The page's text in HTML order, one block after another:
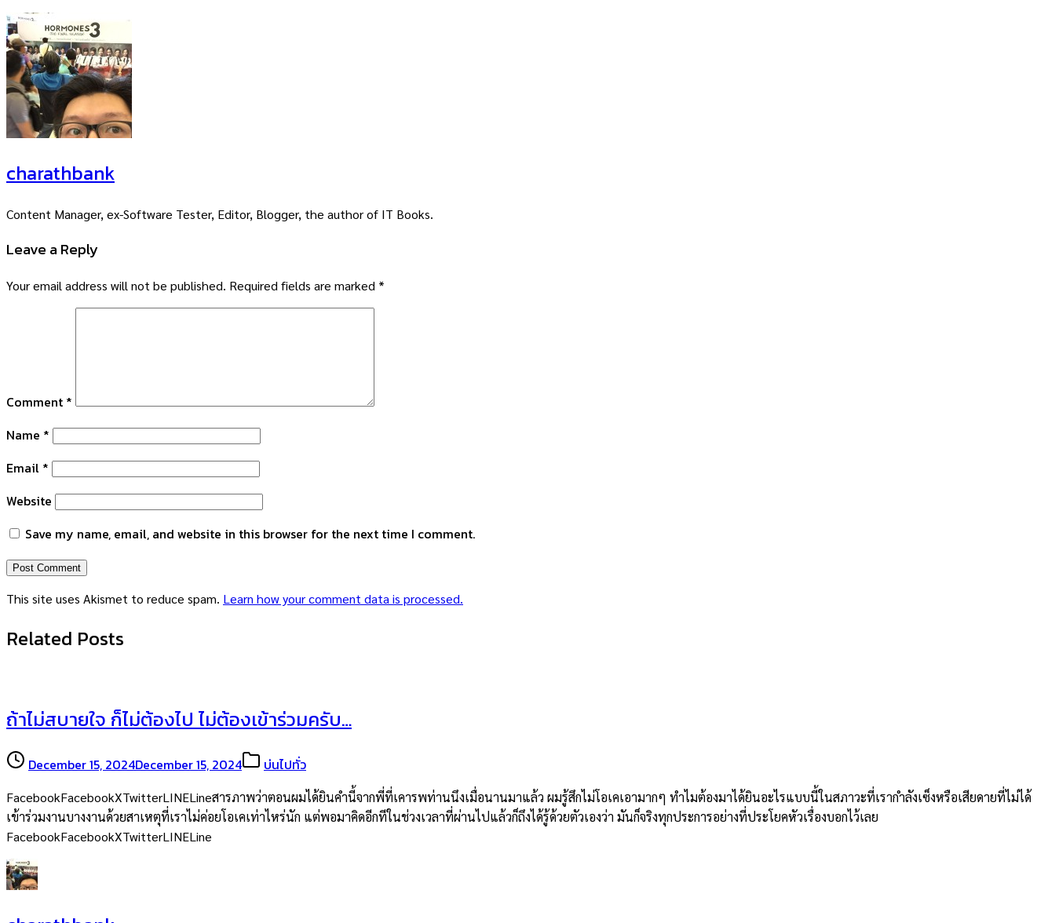
charathbank
Content Manager, ex-Software Tester, Editor, Blogger, the author of IT Books.
Leave a Reply
Your email address will not be published. Required fields are marked *
Comment *
Name *
Email *
Website
Save my name, email, and website in this browser for the next time I comment.
This site uses Akismet to reduce spam. Learn how your comment data is processed.
Related Posts
ถ้าไม่สบายใจ ก็ไม่ต้องไป ไม่ต้องเข้าร่วมครับ…
December 15, 2024December 15, 2024 บ่นไปทั่ว
FacebookFacebookXTwitterLINELineสารภาพว่าตอนผมได้ยินคำนี้จากพี่ที่เคารพท่านนึงเมื่อนานมาแล้ว ผมรู้สึกไม่โอเคเอามากๆ ทำไมต้องมาได้ยินอะไรแบบนี้ในสภาวะที่เรากำลังเซ็งหรือเสียดายที่ไม่ได้
เข้าร่วมงานบางงานด้วยสาเหตุที่เราไม่ค่อยโอเคเท่าไหร่นัก แต่พอมาคิดอีกทีในช่วงเวลาที่ผ่านไปแล้วก็ถึงได้รู้ด้วยตัวเองว่า มันก็จริงทุกประการอย่างที่ประโยคหัวเรื่องบอกไว้เลย
FacebookFacebookXTwitterLINELine